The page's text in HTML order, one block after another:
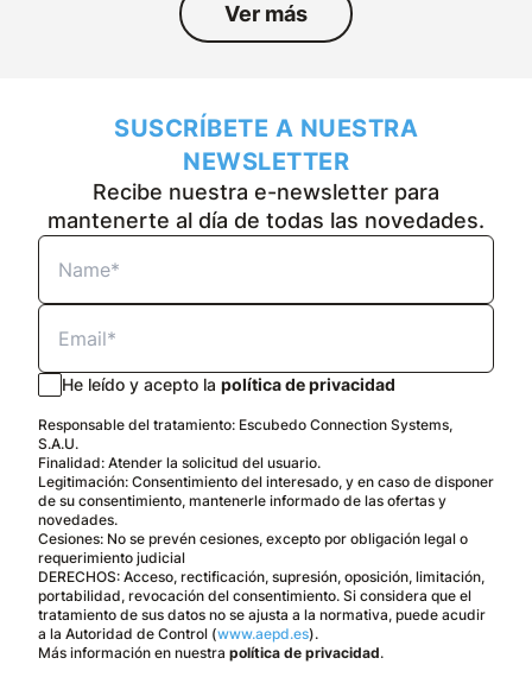
Ver más
SUSCRÍBETE A NUESTRA
NEWSLETTER
Recibe nuestra e-newsletter para
mantenerte al día de todas las novedades.
He leído y acepto la política de privacidad
Responsable del tratamiento: Escubedo Connection Systems,
S.A.U.
Finalidad: Atender la solicitud del usuario.
Legitimación: Consentimiento del interesado, y en caso de disponer
de su consentimiento, mantenerle informado de las ofertas y
novedades.
Cesiones: No se prevén cesiones, excepto por obligación legal o
requerimiento judicial
DERECHOS: Acceso, rectificación, supresión, oposición, limitación,
portabilidad, revocación del consentimiento. Si considera que el
tratamiento de sus datos no se ajusta a la normativa, puede acudir
a la Autoridad de Control (www.aepd.es).
Más información en nuestra política de privacidad.